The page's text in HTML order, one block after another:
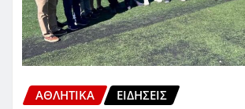
ΑΘΛΗΤΙΚΑ ΕΙΔΗΣΕΙΣ